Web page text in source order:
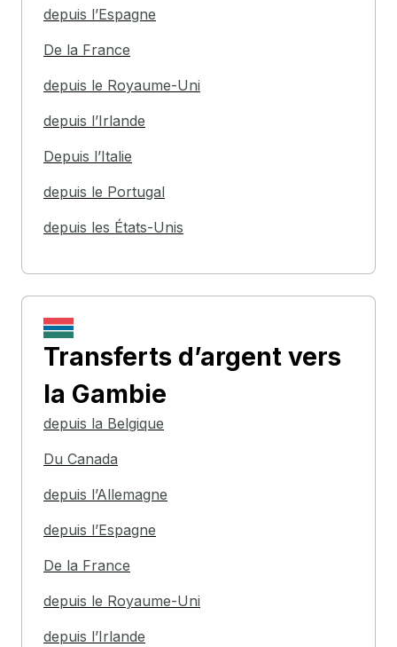
depuis l’Espagne
De la France
depuis le Royaume-Uni
depuis l’Irlande
Depuis l’Italie
depuis le Portugal
depuis les États-Unis
Transferts d’argent vers
la Gambie
depuis la Belgique
Du Canada
depuis l’Allemagne
depuis l’Espagne
De la France
depuis le Royaume-Uni
depuis l’Irlande